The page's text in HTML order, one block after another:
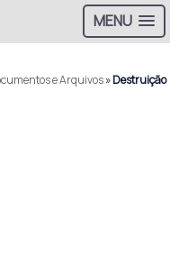
MENU
e Arquivos»Destruição